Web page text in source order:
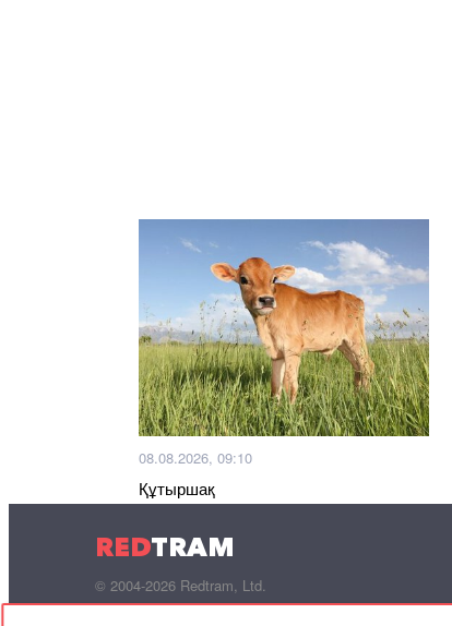
08.08.2026, 09:10
Құтыршақ
REDTRAM
© 2004-2026 Redtram, Ltd.